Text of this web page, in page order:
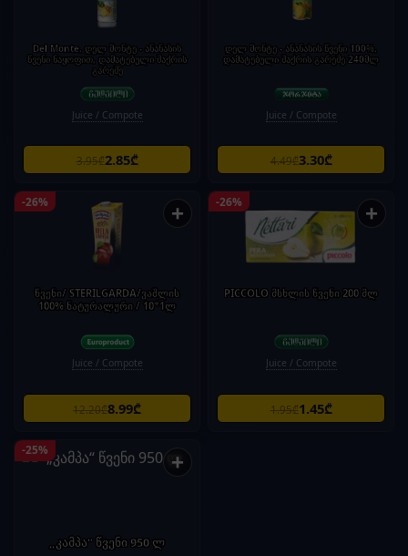
Del Monte, დელ მონტე - ანანასის
წვენი ნაყოფით, დამატებული შაქრის
გარეშე
Juice / Compote
3.95₾2.85₾
დელ მონტე - ანანასის წვენი 100%,
დამატებული შაქრის გარეშე 240მლ
Juice / Compote
4.49₾3.30₾
-26% +
წვენი/ STERILGARDA/ვაშლის
100% ნატურალური / 10*1ლ
Juice / Compote
12.20₾8.99₾
-26% +
PICCOLO მსხლის წვენი 200 მლ
Juice / Compote
1.95₾1.45₾
-25% +
„კამპა“ წვენი 950 ლ